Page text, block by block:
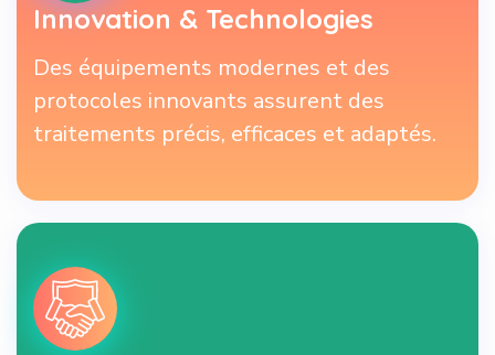
Innovation & Technologies
Des équipements modernes et des
protocoles innovants assurent des
traitements précis, efficaces et adaptés.